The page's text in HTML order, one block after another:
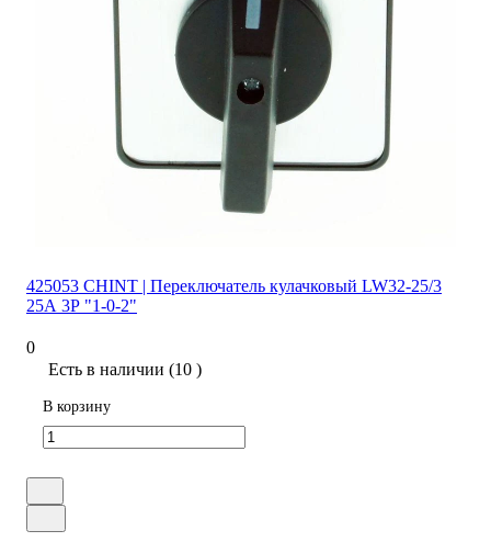
425053 CHINT | Переключатель кулачковый LW32-25/3
25А 3Р "1-0-2"
0
Есть в наличии (10 )
В корзину